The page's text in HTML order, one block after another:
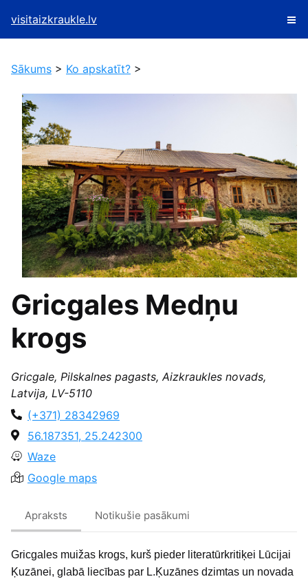
visitaizkraukle.lv
Sākums > Ko apskatīt? >
Gricgales Medņu
krogs
Gricgale, Pilskalnes pagasts, Aizkraukles novads,
Latvija, LV-5110
(+371) 28342969
56.187351, 25.242300
Waze
Google maps
Apraksts Notikušie pasākumi
Gricgales muižas krogs, kurš pieder literatūrkritiķei Lūcijai
Ķuzānei, glabā liecības par L.Ķuzānes dzimtas un novada